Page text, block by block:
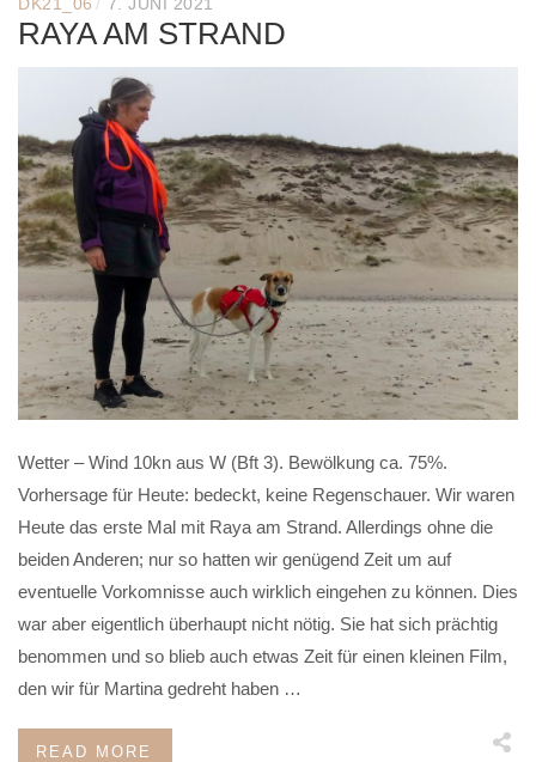
DK21_06 7. JUNI 2021
RAYA AM STRAND
Wetter – Wind 10kn aus W (Bft 3). Bewölkung ca. 75%.
Vorhersage für Heute: bedeckt, keine Regenschauer. Wir waren
Heute das erste Mal mit Raya am Strand. Allerdings ohne die
beiden Anderen; nur so hatten wir genügend Zeit um auf
eventuelle Vorkomnisse auch wirklich eingehen zu können. Dies
war aber eigentlich überhaupt nicht nötig. Sie hat sich prächtig
benommen und so blieb auch etwas Zeit für einen kleinen Film,
den wir für Martina gedreht haben …
READ MORE